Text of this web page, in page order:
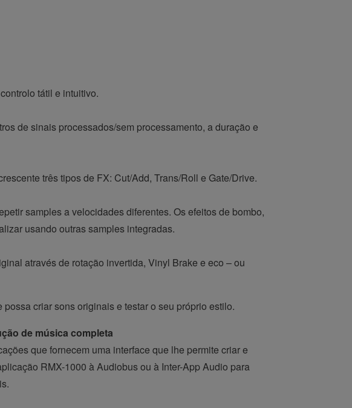
tátil e intuitivo.
de sinais processados/sem processamento, a duração e
três tipos de FX: Cut/Add, Trans/Roll e Gate/Drive.
samples a velocidades diferentes. Os efeitos de bombo,
usando outras samples integradas.
através de rotação invertida, Vinyl Brake e eco – ou
criar sons originais e testar o seu próprio estilo.
de música completa
que fornecem uma interface que lhe permite criar e
RMX-1000 à Audiobus ou à Inter-App Audio para